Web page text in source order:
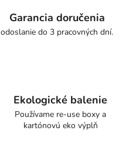
Garancia doručenia
odoslanie do 3 pracovných dní.
Ekologické balenie
Používame re-use boxy a
kartónovú eko výplň